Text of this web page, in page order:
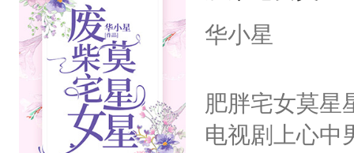
华小星
肥胖宅女莫星
电视剧上心中